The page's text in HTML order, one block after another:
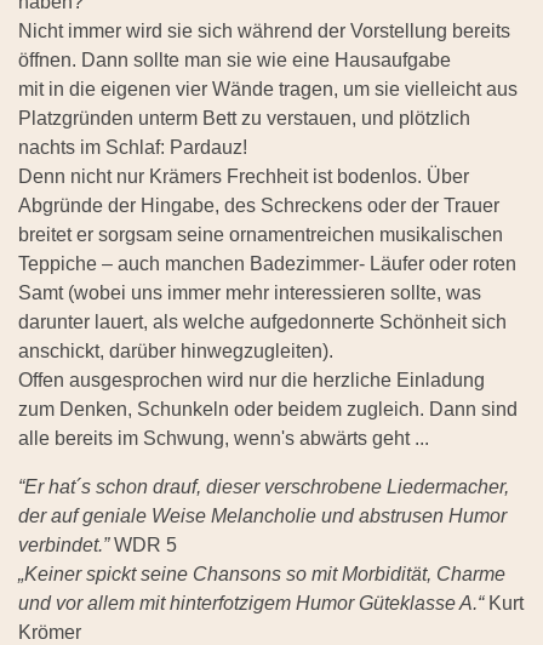
Nicht immer wird sie sich während der Vorstellung bereits
öffnen. Dann sollte man sie wie eine Hausaufgabe
mit in die eigenen vier Wände tragen, um sie vielleicht aus
Platzgründen unterm Bett zu verstauen, und plötzlich
nachts im Schlaf: Pardauz!
Denn nicht nur Krämers Frechheit ist bodenlos. Über
Abgründe der Hingabe, des Schreckens oder der Trauer
breitet er sorgsam seine ornamentreichen musikalischen
Teppiche – auch manchen Badezimmer- Läufer oder roten
Samt (wobei uns immer mehr interessieren sollte, was
darunter lauert, als welche aufgedonnerte Schönheit sich
anschickt, darüber hinwegzugleiten).
Offen ausgesprochen wird nur die herzliche Einladung
zum Denken, Schunkeln oder beidem zugleich. Dann sind
alle bereits im Schwung, wenn's abwärts geht ...
“Er hat´s schon drauf, dieser verschrobene Liedermacher,
der auf geniale Weise Melancholie und abstrusen Humor
verbindet.”WDR 5
„Keiner spickt seine Chansons so mit Morbidität, Charme
und vor allem mit hinterfotzigem Humor Güteklasse A.“Kurt
Krömer